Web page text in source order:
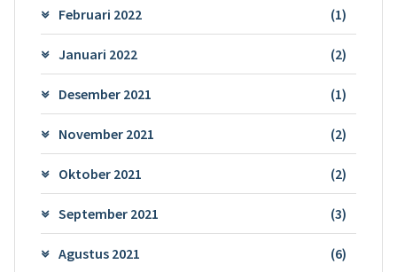
Februari 2022 (1)
Januari 2022 (2)
Desember 2021 (1)
November 2021 (2)
Oktober 2021 (2)
September 2021 (3)
Agustus 2021 (6)